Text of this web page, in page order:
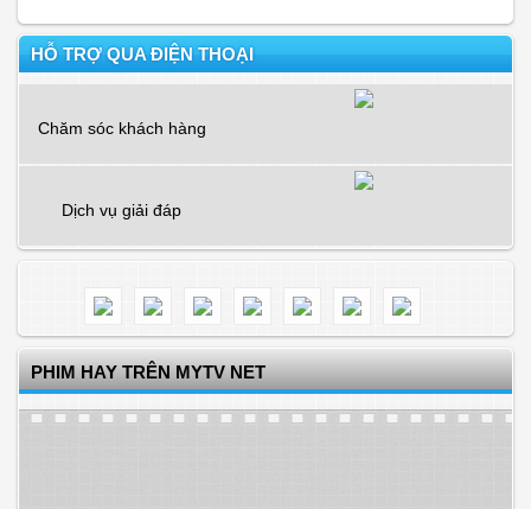
HỖ TRỢ QUA ĐIỆN THOẠI
Chăm sóc khách hàng
Dịch vụ giải đáp
PHIM HAY TRÊN MYTV NET